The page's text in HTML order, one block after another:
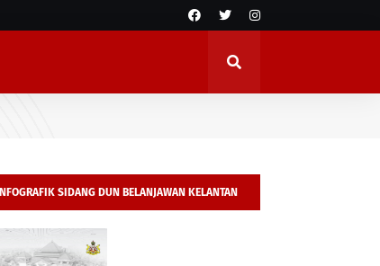
INFOGRAFIK SIDANG DUN BELANJAWAN KELANTAN
2026